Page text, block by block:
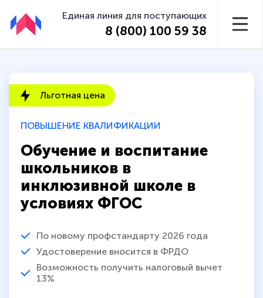
Единая линия для поступающих
8 (800) 100 59 38
ПОВЫШЕНИЕ КВАЛИФИКАЦИИ
Обучение и воспитание
школьников в
инклюзивной школе в
условиях ФГОС
По новому профстандарту 2026 года
Удостоверение вносится в ФРДО
Возможность получить налоговый вычет
13%
Льготная цена